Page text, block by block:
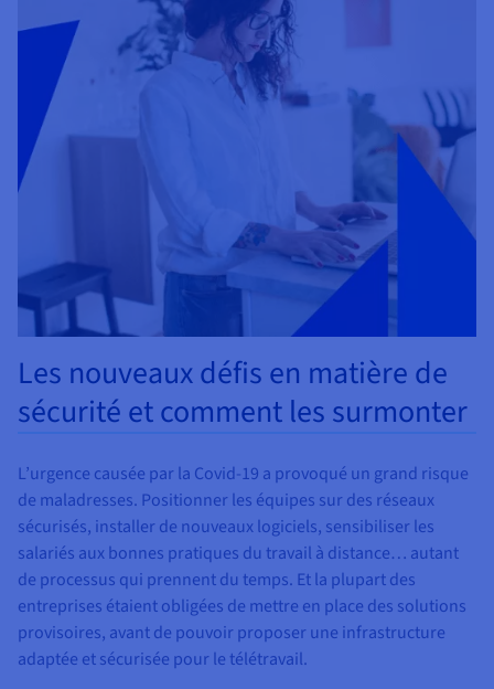
Les nouveaux défis en matière de
sécurité et comment les surmonter
L’urgence causée par la Covid-19 a provoqué un grand risque
de maladresses. Positionner les équipes sur des réseaux
sécurisés, installer de nouveaux logiciels, sensibiliser les
salariés aux bonnes pratiques du travail à distance… autant
de processus qui prennent du temps. Et la plupart des
entreprises étaient obligées de mettre en place des solutions
provisoires, avant de pouvoir proposer une infrastructure
adaptée et sécurisée pour le télétravail.